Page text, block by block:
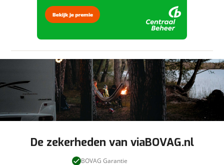
De zekerheden van viaBOVAG.nl
BOVAG Garantie